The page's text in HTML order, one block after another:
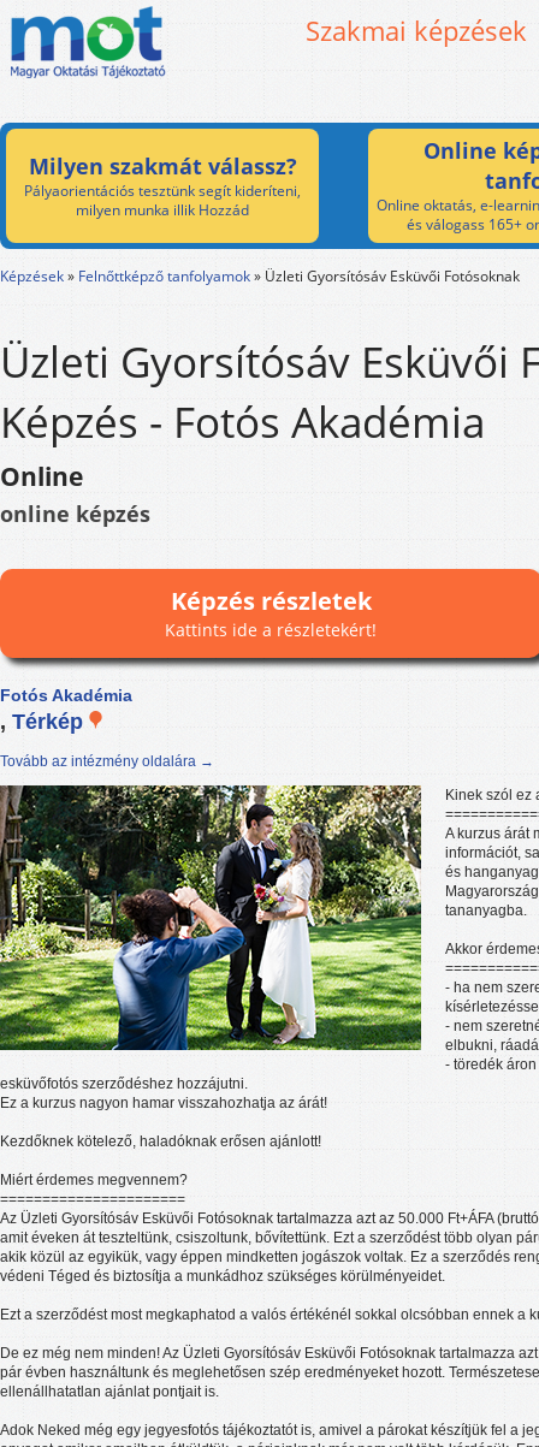
Szakmai képzések
Milyen szakmát válassz?
Pályaorientációs tesztünk segít kideríteni,
milyen munka illik Hozzád
Online
Online oktatás, e-
és válogass 165+
Képzések» Felnőttképző tanfolyamok» Üzleti Gyorsítósáv Esküvői Fotósoknak
Üzleti Gyorsítósáv Esküvői
Képzés - Fotós Akadémia
Online
online képzés
Képzés részletek
Kattints ide a részletekért!
Fotós Akadémia
, Térkép
Tovább az intézmény oldalára →
Kinek szól ez
A kurzus árát
információt,
és
tananyagba.
Akkor
- ha nem
- nem
elbukni,
- töredék
esküvőfotós szerződéshez hozzájutni.
Ez a kurzus nagyon hamar visszahozhatja az árát!
Kezdőknek kötelező, haladóknak erősen ajánlott!
Miért érdemes megvennem?
======================
Az Üzleti Gyorsítósáv Esküvői Fotósoknak tartalmazza azt az 50.000 Ft+ÁFA
amit éveken át teszteltünk, csiszoltunk, bővítettünk. Ezt a szerződést több olyan
akik közül az egyikük, vagy éppen mindketten jogászok voltak. Ez a szerződés
védeni Téged és biztosítja a munkádhoz szükséges körülményeidet.
Ezt a szerződést most megkaphatod a valós értékénél sokkal olcsóbban ennek a
De ez még nem minden! Az Üzleti Gyorsítósáv Esküvői Fotósoknak tartalmazza
pár évben használtunk és meglehetősen szép eredményeket hozott.
ellenállhatatlan ajánlat pontjait is.
Adok Neked még egy jegyesfotós tájékoztatót is, amivel a párokat készítjük fel a